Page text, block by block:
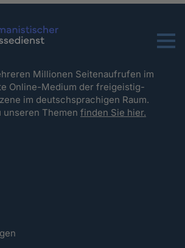
Menu
Millionen Seitenaufrufen im
Online-Medium der freigeistig-
im deutschsprachigen Raum.
unseren Themenfinden Sie hier.